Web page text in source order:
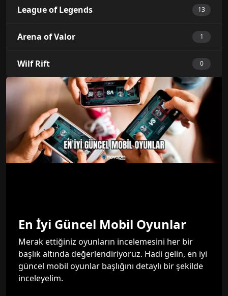
League of Legends 13
Arena of Valor 1
Wilf Rift 0
En İyi Güncel Mobil Oyunlar
Merak ettiğiniz oyunların incelemesini her bir
başlık altında değerlendiriyoruz. Hadi gelin, en iyi
güncel mobil oyunlar başlığını detaylı bir şekilde
inceleyelim.